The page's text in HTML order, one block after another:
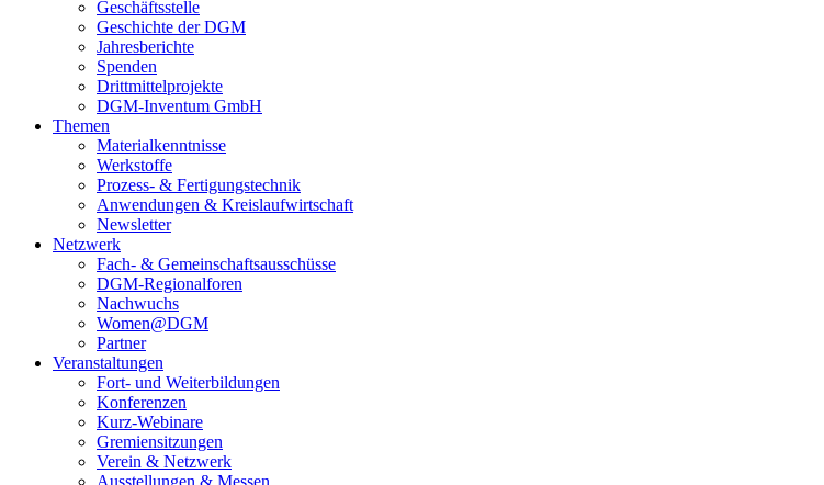
Geschäftsstelle
Geschichte der DGM
Jahresberichte
Spenden
Drittmittelprojekte
DGM-Inventum GmbH
Themen
Materialkenntnisse
Werkstoffe
Prozess- & Fertigungstechnik
Anwendungen & Kreislaufwirtschaft
Newsletter
Netzwerk
Fach- & Gemeinschaftsausschüsse
DGM-Regionalforen
Nachwuchs
Women@DGM
Partner
Veranstaltungen
Fort- und Weiterbildungen
Konferenzen
Kurz-Webinare
Gremiensitzungen
Verein & Netzwerk